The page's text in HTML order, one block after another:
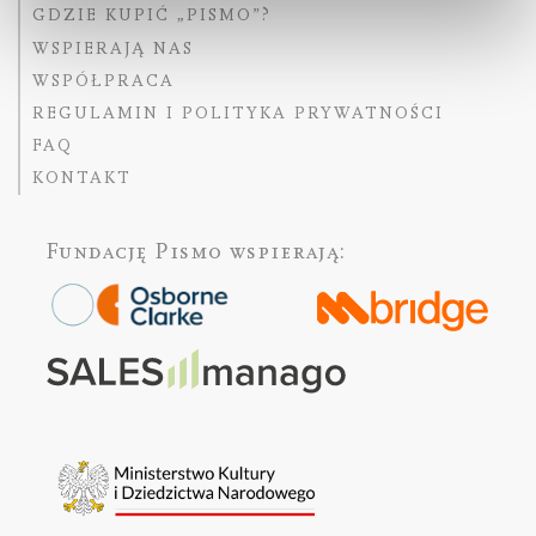
GDZIE KUPIĆ „PISMO”?
WSPIERAJĄ NAS
WSPÓŁPRACA
REGULAMIN I POLITYKA PRYWATNOŚCI
FAQ
KONTAKT
Fundację Pismo wspierają: